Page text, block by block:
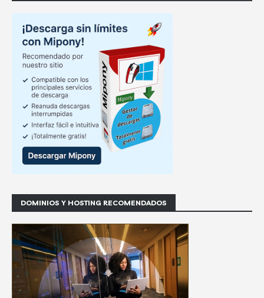
DOMINIOS Y HOSTING RECOMENDADOS